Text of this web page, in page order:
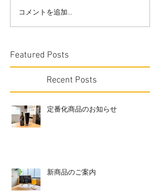
コメントを追加…
Featured Posts
Recent Posts
定番化商品のお知らせ
新商品のご案内